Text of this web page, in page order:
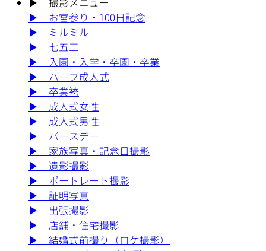
▶︎
お宮参り・100日記念
▶︎
ミルミル
▶︎
七五三
▶︎
入園・入学・卒園・卒業
▶︎
ハーフ成人式
▶︎
卒業袴
▶︎
成人式女性
▶︎
成人式男性
▶︎
バースデー
▶︎
家族写真・記念日撮影
▶︎
遺影撮影
▶︎
ポートレート撮影
▶︎
証明写真
▶︎
出張撮影
▶︎
店舗・住宅撮影
▶︎
結婚式前撮り（ロケ撮影）